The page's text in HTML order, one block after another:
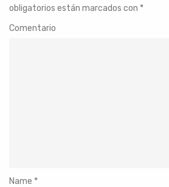
obligatorios están marcados con *
Comentario
Name *